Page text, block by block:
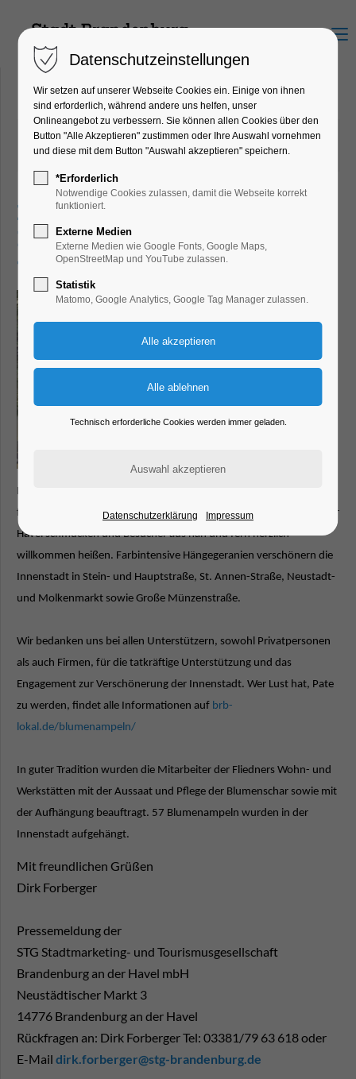
Menu
26.05.2025 13:35
von Dirk Forberger
(Kommentare: 0)
Neue Radweanderkarte für
Brandenburg an der Havel
und Umland
Die Eisheiligen sind überstanden, sodass seit Wochenbeginn wieder
farbenfrohe Blumenampeln die Innenstadt von Brandenburg an der
Havel schmücken und Besucher aus nah und fern herzlich
willkommen heißen. Farbintensive Hängegeranien verschönern die
Innenstadt in Stein- und Hauptstraße, St. Annen-Straße, Neustadt-
und Molkenmarkt sowie Große Münzenstraße.
Wir bedanken uns bei allen Unterstützern, sowohl Privatpersonen
als auch Firmen, für die tatkräftige Unterstützung und das
Engagement zur Verschönerung der Innenstadt. Wer Lust hat, Pate
zu werden, findet alle Informationen auf brb-
lokal.de/blumenampeln/
In guter Tradition wurden die Mitarbeiter der Fliedners Wohn- und
Werkstätten mit der Aussaat und Pflege der Blumenschar sowie mit
der Aufhängung beauftragt. 57 Blumenampeln wurden in der
Innenstadt aufgehängt.
Mit freundlichen Grüßen
Dirk Forberger
Pressemeldung der
STG Stadtmarketing- und Tourismusgesellschaft
Brandenburg an der Havel mbH
Neustädtischer Markt 3
14776 Brandenburg an der Havel
Rückfragen an: Dirk Forberger Tel: 03381/79 63 618 oder
E-Mail dirk.forberger@stg-brandenburg.de
Datenschutzeinstellungen
Wir setzen auf unserer Webseite Cookies ein. Einige von ihnen
sind erforderlich, während andere uns helfen, unser
Onlineangebot zu verbessern. Sie können allen Cookies über den
Button "Alle Akzeptieren" zustimmen oder Ihre Auswahl vornehmen
und diese mit dem Button "Auswahl akzeptieren" speichern.
*Erforderlich
Notwendige Cookies zulassen, damit die Webseite korrekt
funktioniert.
Externe Medien
Externe Medien wie Google Fonts, Google Maps,
OpenStreetMap und YouTube zulassen.
Statistik
Matomo, Google Analytics, Google Tag Manager zulassen.
Technisch erforderliche Cookies werden immer geladen.
Datenschutzerklärung Impressum